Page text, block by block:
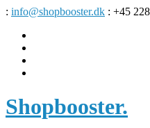
: info@shopbooster.dk : +45
Shopbooster.